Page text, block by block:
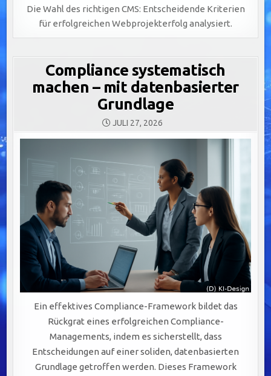
Die Wahl des richtigen CMS: Entscheidende Kriterien
für erfolgreichen Webprojekterfolg analysiert.
Compliance systematisch
machen – mit datenbasierter
Grundlage
JULI 27, 2026
Ein effektives Compliance-Framework bildet das
Rückgrat eines erfolgreichen Compliance-
Managements, indem es sicherstellt, dass
Entscheidungen auf einer soliden, datenbasierten
Grundlage getroffen werden. Dieses Framework